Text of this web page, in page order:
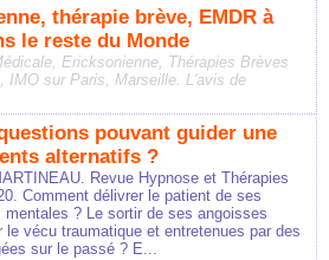
thérapie brève, EMDR à
le reste du Monde
Ericksonienne, Thérapies Brèves
IMO sur Paris, Marseille. L'avis de
pouvant guider une
alternatifs ?
Revue Hypnose et Thérapies
Comment délivrer le patient de ses
mentales ? Le sortir de ses angoisses
le vécu traumatique et entretenues par des
sur le passé ? E...